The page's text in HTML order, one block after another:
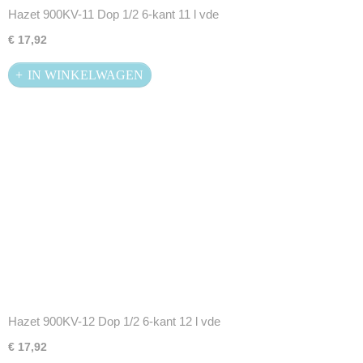
Hazet 900KV-11 Dop 1/2 6-kant 11 l vde
€ 17,92
IN WINKELWAGEN
Hazet 900KV-12 Dop 1/2 6-kant 12 l vde
€ 17,92